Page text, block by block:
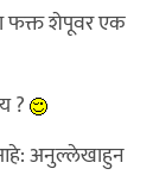
फक्त शेपूवर एक
?
आहे: अनुल्लेखाहुन